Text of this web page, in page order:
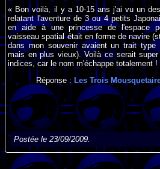
« Bon voilà, il y a 10-15 ans j'ai vu un
relatant l'aventure de 3 ou 4 petits
en aide à une princesse de l'espace
vaisseau spatial était en forme de navire
dans mon souvenir avaient un trait
mais en plus vieux). Voilà ce serait
indices, car le nom m'échappe totalement !
Réponse : Les Trois
Postée le 23/09/2009.